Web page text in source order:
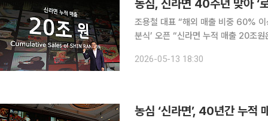
조용철 대표 “해외 매출 비중 60% 이
분식’ 오픈 “신라면 누적 매출 20조원은 40년간 전 세계 소비자의 일상과 함께해왔다는 기록입니
국내 라면시장 부동의 1위 농심 ‘신라
2026-05-13 18:30